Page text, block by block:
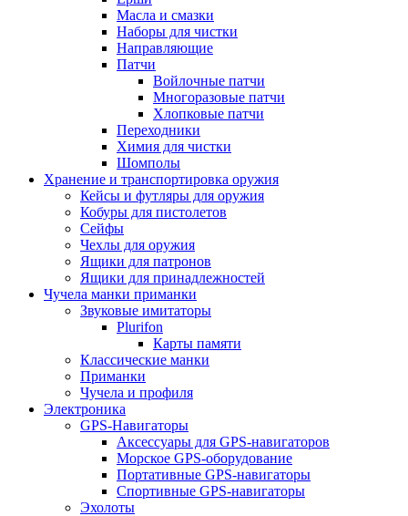
Масла и смазки
Наборы для чистки
Направляющие
Патчи
Войлочные патчи
Многоразовые патчи
Хлопковые патчи
Переходники
Химия для чистки
Шомполы
Хранение и транспортировка оружия
Кейсы и футляры для оружия
Кобуры для пистолетов
Сейфы
Чехлы для оружия
Ящики для патронов
Ящики для принадлежностей
Чучела манки приманки
Звуковые имитаторы
Plurifon
Карты памяти
Классические манки
Приманки
Чучела и профиля
Электроника
GPS-Навигаторы
Аксессуары для GPS-навигаторов
Морское GPS-оборудование
Портативные GPS-навигаторы
Спортивные GPS-навигаторы
Эхолоты